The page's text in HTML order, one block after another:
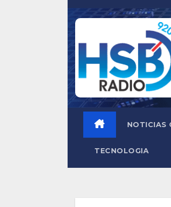
Saltar
contenido
NOTICIAS
TECNOLOGIA